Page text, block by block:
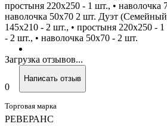
простыня 220х250 - 1 шт., • наволочка
наволочка 50х70 2 шт. Дуэт
145х210 - 2 шт., • простыня 220х250 -
- 2 шт., • наволочка 50х70 - 2 шт.
Загрузка отзывов...
0
Написать отзыв
Торговая марка
РЕВЕРАНС